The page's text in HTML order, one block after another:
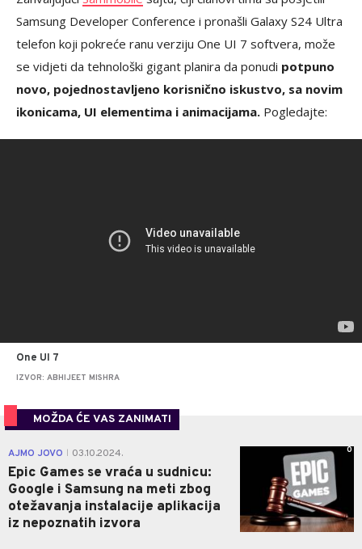
Samsung Developer Conference i pronašli Galaxy S24 Ultra
telefon koji pokreće ranu verziju One UI 7 softvera, može
se vidjeti da tehnološki gigant planira da ponudi potpuno
novo, pojednostavljeno korisnično iskustvo, sa novim
ikonicama, UI elementima i animacijama. Pogledajte:
One UI 7
IZVOR: ABHIJEET MISHRA
MOŽDA ĆE VAS ZANIMATI
AJMO JOVO 03.10.2024.
Epic Games se vraća u sudnicu:
Google i Samsung na meti zbog
otežavanja instalacije aplikacija
iz nepoznatih izvora
0